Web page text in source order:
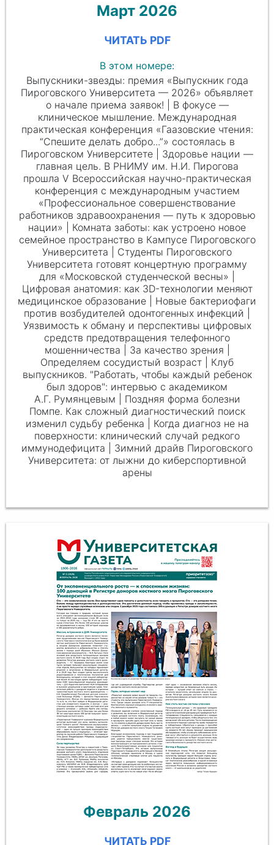
Март 2026
ЧИТАТЬ PDF
В этом номере:
Выпускники-звезды: премия «Выпускник года
Пироговского Университета — 2026» объявляет
о начале приема заявок! | В фокусе —
клиническое мышление. Международная
практическая конференция «Гаазовские чтения:
“Cпешите делать добро...”» состоялась в
Пироговском Университете | Здоровье нации —
главная цель. В РНИМУ им. Н.И. Пирогова
прошла V Всероссийская научно-практическая
конференция с международным участием
«Профессиональное совершенствование
работников здравоохранения — путь к здоровью
нации» | Комната заботы: как устроено новое
семейное пространство в Кампусе Пироговского
Университета | Студенты Пироговского
Университета готовят концертную программу
для «Московской студенческой весны» |
Цифровая анатомия: как 3D-технологии меняют
медицинское образование | Новые бактериофаги
против возбудителей одонтогенных инфекций |
Уязвимость к обману и перспективы цифровых
средств предотвращения телефонного
мошенничества | За качество зрения |
Определяем сосудистый возраст | Клуб
выпускников. "Работать, чтобы каждый ребенок
был здоров": интервью с академиком
А.Г. Румянцевым | Поздняя форма болезни
Помпе. Как сложный диагностический поиск
изменил судьбу ребенка | Когда диагноз не на
поверхности: клинический случай редкого
иммунодефицита | Зимний драйв Пироговского
Университета: от лыжни до киберспортивной
арены
Февраль 2026
ЧИТАТЬ PDF